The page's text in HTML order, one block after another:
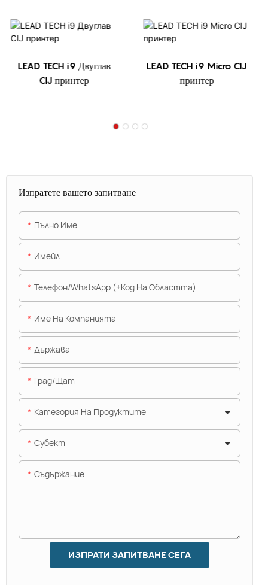
LEAD TECH i9 Двуглав
CIJ принтер
LEAD TECH i9 Micro CIJ
принтер
Изпратете вашето запитване
Пълно Име
Имейл
Телефон/WhatsApp (+Код На Областта)
Име На Компанията
Държава
Град/щат
Категория На Продуктите
Субект
Съдържание
ИЗПРАТИ ЗАПИТВАНЕ СЕГА